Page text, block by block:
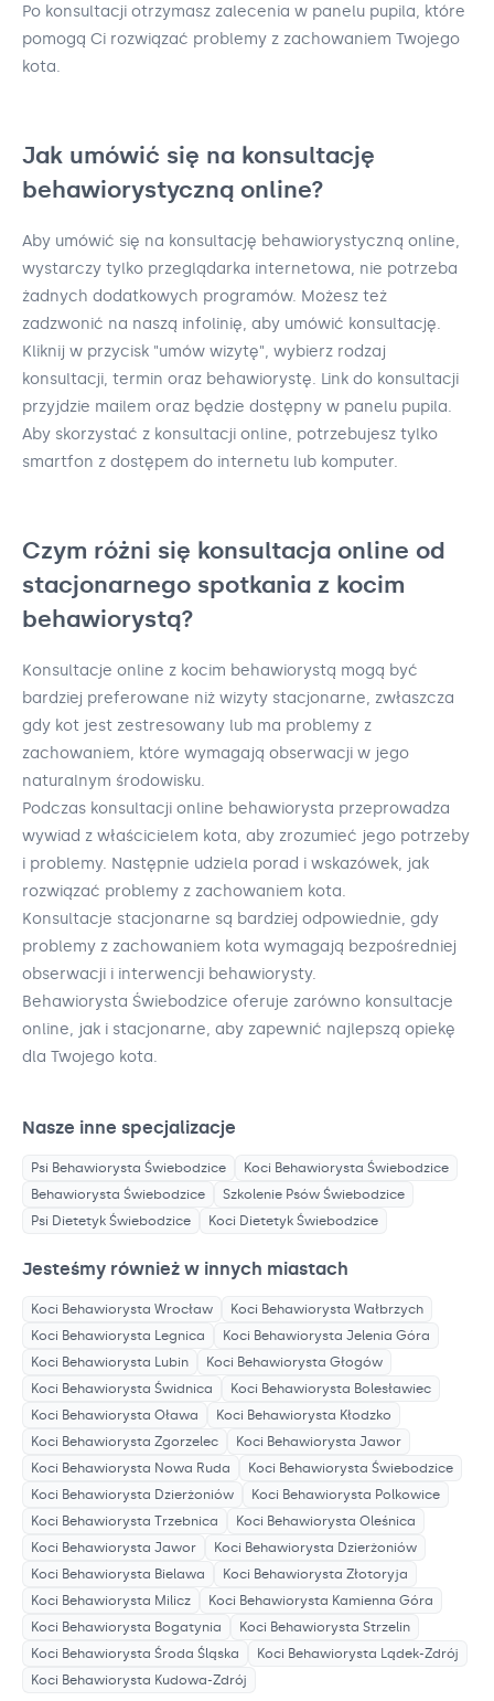
Po konsultacji otrzymasz zalecenia w panelu pupila, które
pomogą Ci rozwiązać problemy z zachowaniem Twojego
kota.
Jak umówić się na konsultację
behawiorystyczną online?
Aby umówić się na konsultację behawiorystyczną online,
wystarczy tylko przeglądarka internetowa, nie potrzeba
żadnych dodatkowych programów. Możesz też
zadzwonić na naszą infolinię, aby umówić konsultację.
Kliknij w przycisk "umów wizytę", wybierz rodzaj
konsultacji, termin oraz behawiorystę. Link do konsultacji
przyjdzie mailem oraz będzie dostępny w panelu pupila.
Aby skorzystać z konsultacji online, potrzebujesz tylko
smartfon z dostępem do internetu lub komputer.
Czym różni się konsultacja online od
stacjonarnego spotkania z kocim
behawiorystą?
Konsultacje online z kocim behawiorystą mogą być
bardziej preferowane niż wizyty stacjonarne, zwłaszcza
gdy kot jest zestresowany lub ma problemy z
zachowaniem, które wymagają obserwacji w jego
naturalnym środowisku.
Podczas konsultacji online behawiorysta przeprowadza
wywiad z właścicielem kota, aby zrozumieć jego potrzeby
i problemy. Następnie udziela porad i wskazówek, jak
rozwiązać problemy z zachowaniem kota.
Konsultacje stacjonarne są bardziej odpowiednie, gdy
problemy z zachowaniem kota wymagają bezpośredniej
obserwacji i interwencji behawiorysty.
Behawiorysta Świebodzice oferuje zarówno konsultacje
online, jak i stacjonarne, aby zapewnić najlepszą opiekę
dla Twojego kota.
Nasze inne specjalizacje
Psi Behawiorysta Świebodzice Koci Behawiorysta Świebodzice
Behawiorysta Świebodzice Szkolenie Psów Świebodzice
Psi Dietetyk Świebodzice Koci Dietetyk Świebodzice
Jesteśmy również w innych miastach
Koci Behawiorysta Wrocław Koci Behawiorysta Wałbrzych
Koci Behawiorysta Legnica Koci Behawiorysta Jelenia Góra
Koci Behawiorysta Lubin Koci Behawiorysta Głogów
Koci Behawiorysta Świdnica Koci Behawiorysta Bolesławiec
Koci Behawiorysta Oława Koci Behawiorysta Kłodzko
Koci Behawiorysta Zgorzelec Koci Behawiorysta Jawor
Koci Behawiorysta Nowa Ruda Koci Behawiorysta Świebodzice
Koci Behawiorysta Dzierżoniów Koci Behawiorysta Polkowice
Koci Behawiorysta Trzebnica Koci Behawiorysta Oleśnica
Koci Behawiorysta Jawor Koci Behawiorysta Dzierżoniów
Koci Behawiorysta Bielawa Koci Behawiorysta Złotoryja
Koci Behawiorysta Milicz Koci Behawiorysta Kamienna Góra
Koci Behawiorysta Bogatynia Koci Behawiorysta Strzelin
Koci Behawiorysta Środa Śląska Koci Behawiorysta Lądek-Zdrój
Koci Behawiorysta Kudowa-Zdrój